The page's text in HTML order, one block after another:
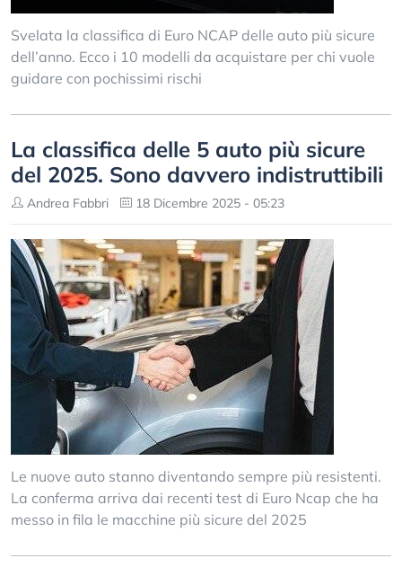
Svelata la classifica di Euro NCAP delle auto più sicure
dell’anno. Ecco i 10 modelli da acquistare per chi vuole
guidare con pochissimi rischi
La classifica delle 5 auto più sicure
del 2025. Sono davvero indistruttibili
Andrea Fabbri 18 Dicembre 2025 - 05:23
Le nuove auto stanno diventando sempre più resistenti.
La conferma arriva dai recenti test di Euro Ncap che ha
messo in fila le macchine più sicure del 2025